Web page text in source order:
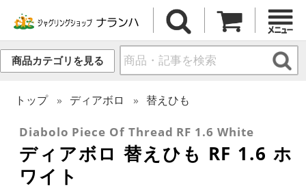
商品カテゴリを見る
トップ ディアボロ 替えひも
Diabolo Piece Of Thread RF 1.6 White
ディアボロ 替えひも RF 1.6 ホ
ワイト